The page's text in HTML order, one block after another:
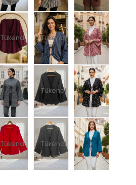
Tükendi Tükendi
Tükendi
Tükendi Tükendi